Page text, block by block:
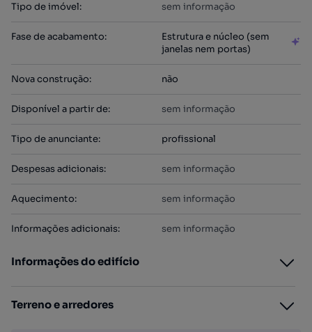
Tipo de imóvel: sem informação
Fase de acabamento:
Estrutura e núcleo (sem
janelas nem portas)
Nova construção: não
Disponível a partir de: sem informação
Tipo de anunciante: profissional
Despesas adicionais: sem informação
Aquecimento: sem informação
Informações adicionais: sem informação
Informações do edifício
Terreno e arredores